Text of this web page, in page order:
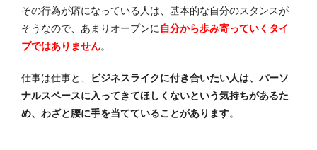
その行為が癖になっている人は、基本的な自分のスタンスが
そうなので、あまりオープンに 自分から歩み寄っていくタイ
プではありません。
仕事は仕事と、
ビジネスライクに付き合いたい人は、パーソ
ナルスペースに入ってきてほしくないという気持ちがあるた
め、わざと腰に手を当てていることがあります。